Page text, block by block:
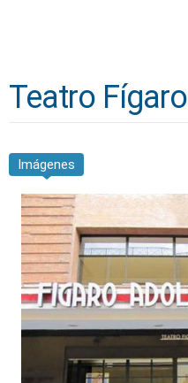
Teatro Fígaro
Imágenes